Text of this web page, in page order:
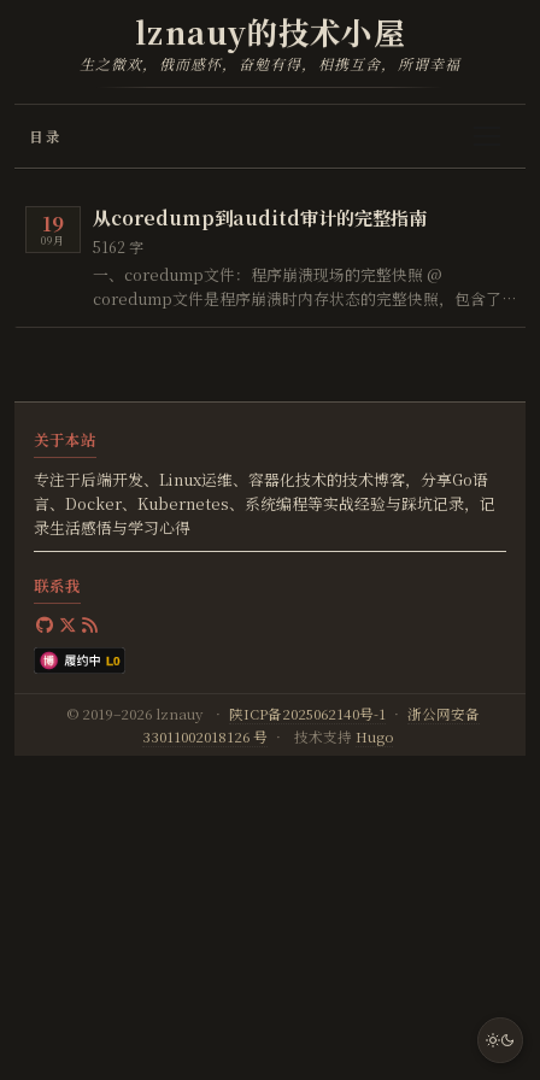
lznauy的技术小屋
生之微欢，俄而感怀，奋勉有得，相携互舍，所谓幸福
目录
19
09月
从coredump到auditd审计的完整指南
5162 字
一、coredump文件：程序崩溃现场的完整快照 @
coredump文件是程序崩溃时内存状态的完整快照，包含了
崩溃时刻的变量值、堆栈信息、寄存器状态等关键数据，相当
关于本站
专注于后端开发、Linux运维、容器化技术的技术博客，分享Go语
言、Docker、Kubernetes、系统编程等实战经验与踩坑记录，记
录生活感悟与学习心得
联系我
© 2019–2026 lznauy · 陕ICP备2025062140号-1 · 浙公网安备
33011002018126 号 · 技术支持 Hugo